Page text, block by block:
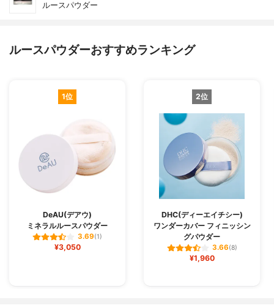
ルースパウダー
ルースパウダーおすすめランキング
1位
DeAU(デアウ)
ミネラルルースパウダー
3.69(1)
¥3,050
2位
DHC(ディーエイチシー)
ワンダーカバー フィニッシン
グパウダー
3.66(8)
¥1,960